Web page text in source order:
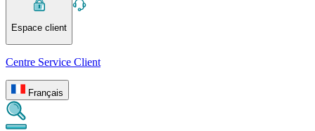
Espace client
Centre Service Client
Français